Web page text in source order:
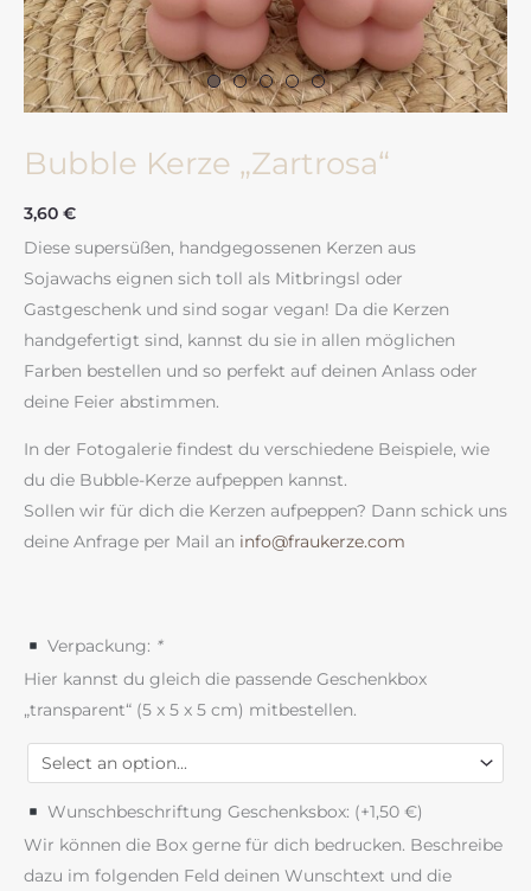
Bubble Kerze „Zartrosa“
3,60 €
Diese supersüßen, handgegossenen Kerzen aus
Sojawachs eignen sich toll als Mitbringsl oder
Gastgeschenk und sind sogar vegan! Da die Kerzen
handgefertigt sind, kannst du sie in allen möglichen
Farben bestellen und so perfekt auf deinen Anlass oder
deine Feier abstimmen.
In der Fotogalerie findest du verschiedene Beispiele, wie
du die Bubble-Kerze aufpeppen kannst.
Sollen wir für dich die Kerzen aufpeppen? Dann schick uns
deine Anfrage per Mail an info@fraukerze.com
Verpackung: *
Hier kannst du gleich die passende Geschenkbox
„transparent“ (5 x 5 x 5 cm) mitbestellen.
Wunschbeschriftung Geschenksbox: (+1,50 €)
Wir können die Box gerne für dich bedrucken. Beschreibe
dazu im folgenden Feld deinen Wunschtext und die